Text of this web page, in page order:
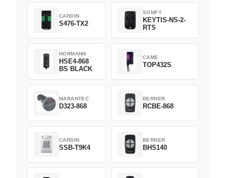
CARDIN
S476-TX2
SOMFY
KEYTIS-NS-2-
RTS
HORMANN
HSE4-868
BS BLACK
CAME
TOP432S
MARANTEC
D323-868
BERNER
RCBE-868
CARDIN
SSB-T9K4
BERNER
BHS140